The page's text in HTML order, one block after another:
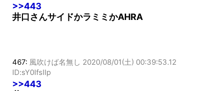
>>443
井口さんサイドかラミミかAHRA
467: 風吹けば名無し 2020/08/01(土) 00:39:53.12
ID:sY0IfsIIp
>>443